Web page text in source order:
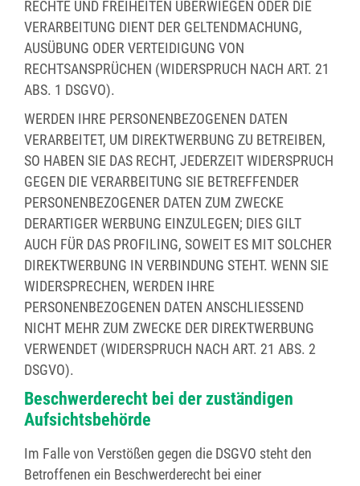
RECHTE UND FREIHEITEN ÜBERWIEGEN ODER DIE
VERARBEITUNG DIENT DER GELTENDMACHUNG,
AUSÜBUNG ODER VERTEIDIGUNG VON
RECHTSANSPRÜCHEN (WIDERSPRUCH NACH ART. 21
ABS. 1 DSGVO).
WERDEN IHRE PERSONENBEZOGENEN DATEN
VERARBEITET, UM DIREKTWERBUNG ZU BETREIBEN,
SO HABEN SIE DAS RECHT, JEDERZEIT WIDERSPRUCH
GEGEN DIE VERARBEITUNG SIE BETREFFENDER
PERSONENBEZOGENER DATEN ZUM ZWECKE
DERARTIGER WERBUNG EINZULEGEN; DIES GILT
AUCH FÜR DAS PROFILING, SOWEIT ES MIT SOLCHER
DIREKTWERBUNG IN VERBINDUNG STEHT. WENN SIE
WIDERSPRECHEN, WERDEN IHRE
PERSONENBEZOGENEN DATEN ANSCHLIESSEND
NICHT MEHR ZUM ZWECKE DER DIREKTWERBUNG
VERWENDET (WIDERSPRUCH NACH ART. 21 ABS. 2
DSGVO).
Beschwerde­recht bei der zuständigen
Aufsichts­behörde
Im Falle von Verstößen gegen die DSGVO steht den
Betroffenen ein Beschwerderecht bei einer